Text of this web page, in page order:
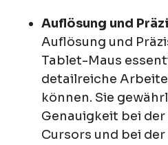
Auflösung und
Auflösung und
Tablet-Maus
detailreiche
können. Sie
Genauigkeit bei
Cursors und bei